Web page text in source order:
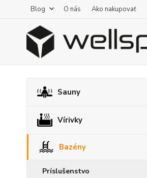
Blog O nás Ako nakupovať
Sauny
Vírivky
Bazény
Príslušenstvo